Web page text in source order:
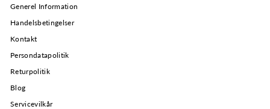
Generel Information
Handelsbetingelser
Kontakt
Persondatapolitik
Returpolitik
Blog
Servicevilkår